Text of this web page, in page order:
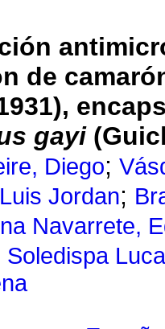
de
gayi
Diego;
Jordan;
Navarrete,
Soledispa